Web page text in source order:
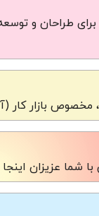
طراحان و
بازار کار
شما عزیزان